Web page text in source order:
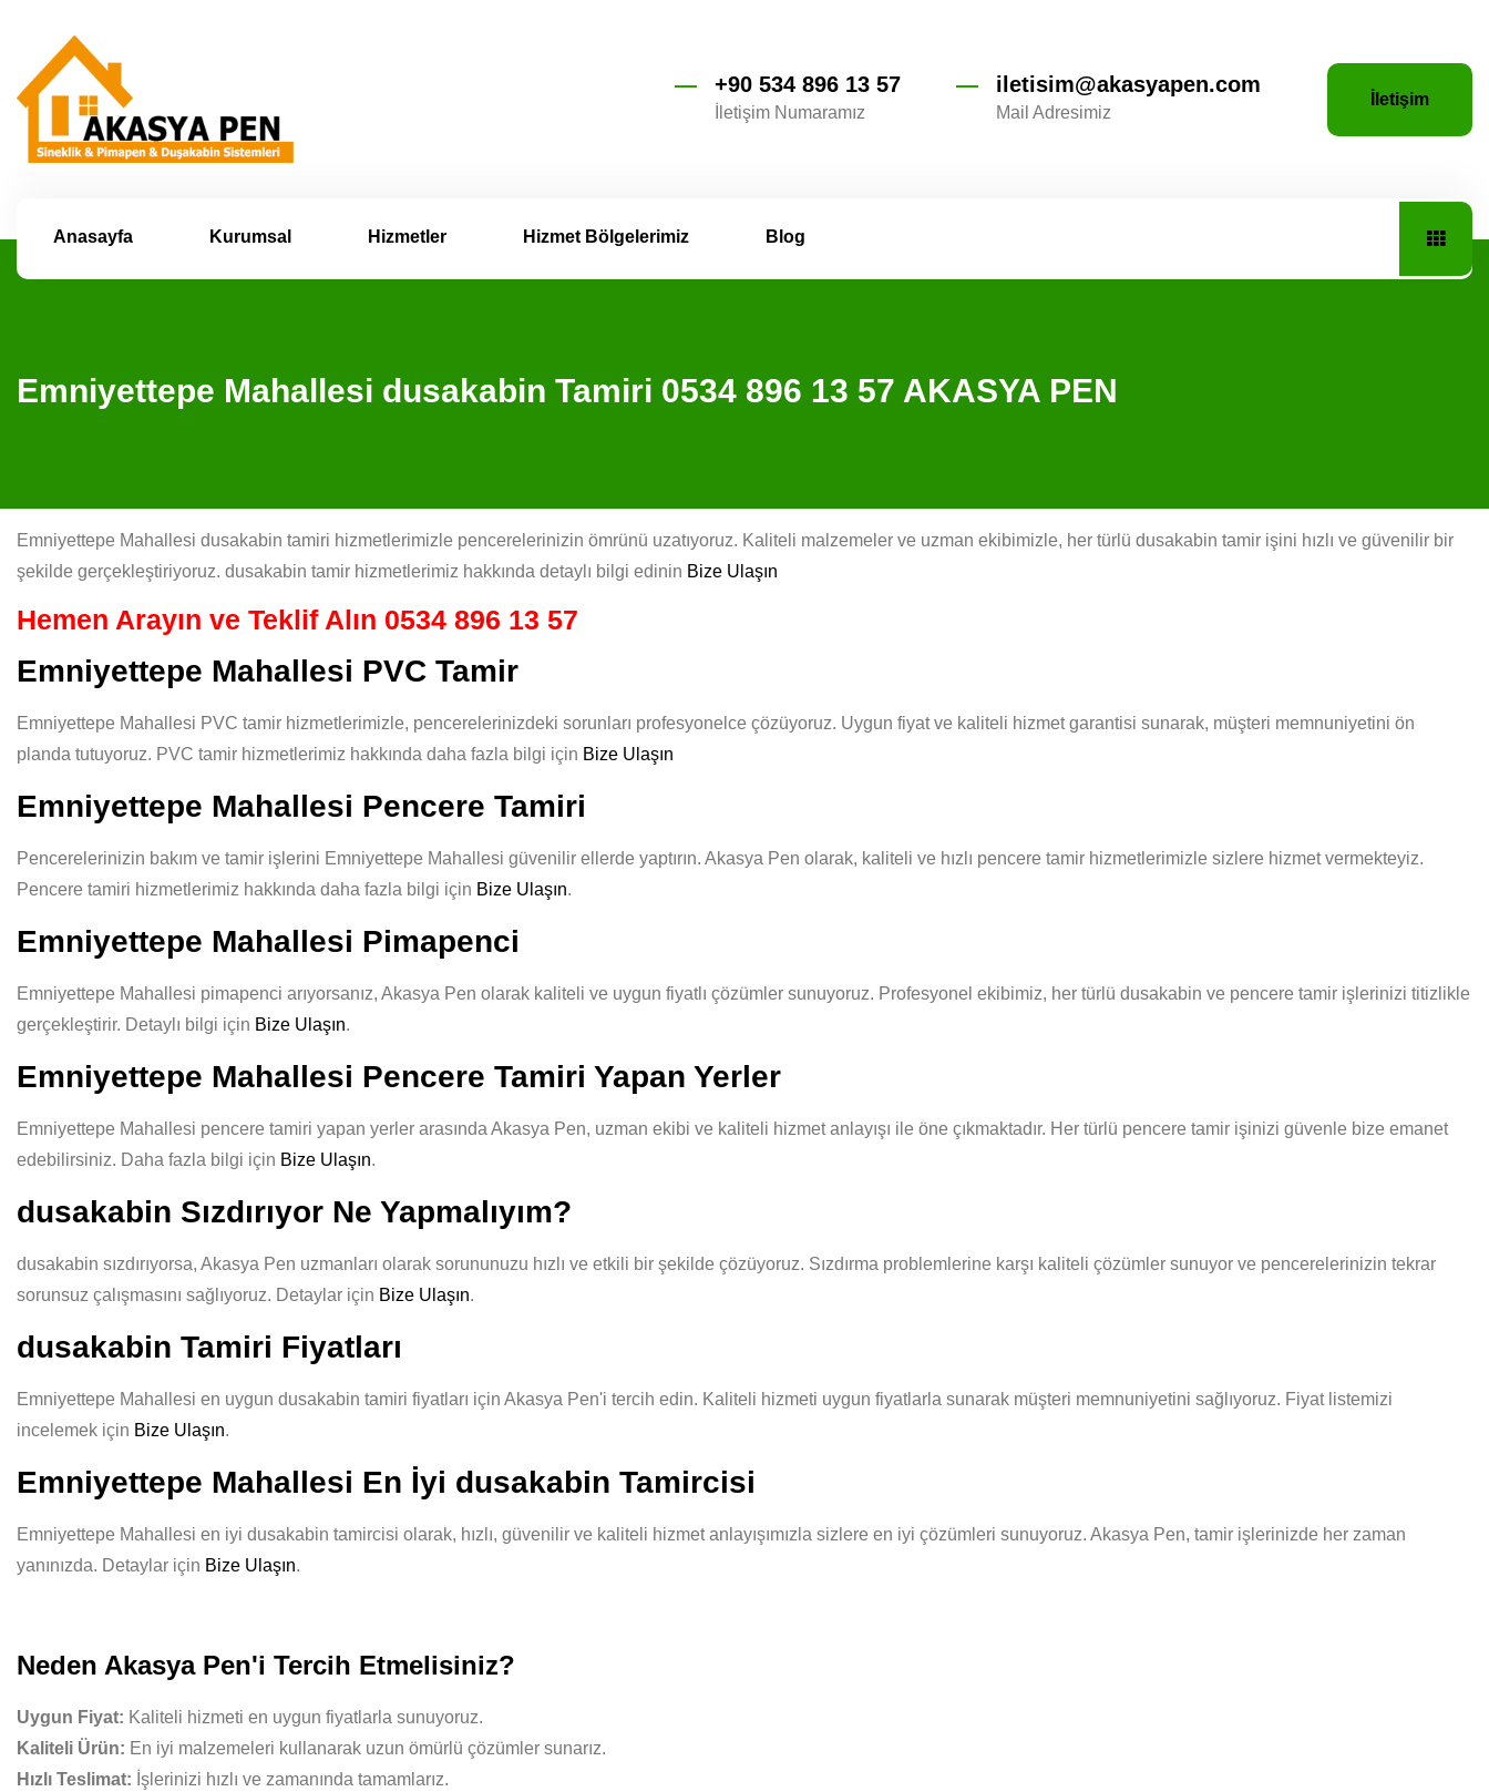
+90 534 896 13 57
İletişim Numaramız
iletisim@akasyapen.com
Mail Adresimiz
İletişim
Anasayfa Kurumsal Hizmetler Hizmet Bölgelerimiz Blog
Emniyettepe Mahallesi dusakabin Tamiri 0534 896 13 57 AKASYA PEN
Emniyettepe Mahallesi dusakabin tamiri hizmetlerimizle pencerelerinizin ömrünü uzatıyoruz. Kaliteli malzemeler ve uzman ekibimizle, her türlü dusakabin tamir işini hızlı ve güvenilir bir
şekilde gerçekleştiriyoruz. dusakabin tamir hizmetlerimiz hakkında detaylı bilgi edinin Bize Ulaşın
Hemen Arayın ve Teklif Alın 0534 896 13 57
Emniyettepe Mahallesi PVC Tamir
Emniyettepe Mahallesi PVC tamir hizmetlerimizle, pencerelerinizdeki sorunları profesyonelce çözüyoruz. Uygun fiyat ve kaliteli hizmet garantisi sunarak, müşteri memnuniyetini ön
planda tutuyoruz. PVC tamir hizmetlerimiz hakkında daha fazla bilgi için Bize Ulaşın
Emniyettepe Mahallesi Pencere Tamiri
Pencerelerinizin bakım ve tamir işlerini Emniyettepe Mahallesi güvenilir ellerde yaptırın. Akasya Pen olarak, kaliteli ve hızlı pencere tamir hizmetlerimizle sizlere hizmet vermekteyiz.
Pencere tamiri hizmetlerimiz hakkında daha fazla bilgi için Bize Ulaşın.
Emniyettepe Mahallesi Pimapenci
Emniyettepe Mahallesi pimapenci arıyorsanız, Akasya Pen olarak kaliteli ve uygun fiyatlı çözümler sunuyoruz. Profesyonel ekibimiz, her türlü dusakabin ve pencere tamir işlerinizi titizlikle
gerçekleştirir. Detaylı bilgi için Bize Ulaşın.
Emniyettepe Mahallesi Pencere Tamiri Yapan Yerler
Emniyettepe Mahallesi pencere tamiri yapan yerler arasında Akasya Pen, uzman ekibi ve kaliteli hizmet anlayışı ile öne çıkmaktadır. Her türlü pencere tamir işinizi güvenle bize emanet
edebilirsiniz. Daha fazla bilgi için Bize Ulaşın.
dusakabin Sızdırıyor Ne Yapmalıyım?
dusakabin sızdırıyorsa, Akasya Pen uzmanları olarak sorununuzu hızlı ve etkili bir şekilde çözüyoruz. Sızdırma problemlerine karşı kaliteli çözümler sunuyor ve pencerelerinizin tekrar
sorunsuz çalışmasını sağlıyoruz. Detaylar için Bize Ulaşın.
dusakabin Tamiri Fiyatları
Emniyettepe Mahallesi en uygun dusakabin tamiri fiyatları için Akasya Pen'i tercih edin. Kaliteli hizmeti uygun fiyatlarla sunarak müşteri memnuniyetini sağlıyoruz. Fiyat listemizi
incelemek için Bize Ulaşın.
Emniyettepe Mahallesi En İyi dusakabin Tamircisi
Emniyettepe Mahallesi en iyi dusakabin tamircisi olarak, hızlı, güvenilir ve kaliteli hizmet anlayışımızla sizlere en iyi çözümleri sunuyoruz. Akasya Pen, tamir işlerinizde her zaman
yanınızda. Detaylar için Bize Ulaşın.
Neden Akasya Pen'i Tercih Etmelisiniz?
Uygun Fiyat: Kaliteli hizmeti en uygun fiyatlarla sunuyoruz.
Kaliteli Ürün: En iyi malzemeleri kullanarak uzun ömürlü çözümler sunarız.
Hızlı Teslimat: İşlerinizi hızlı ve zamanında tamamlarız.